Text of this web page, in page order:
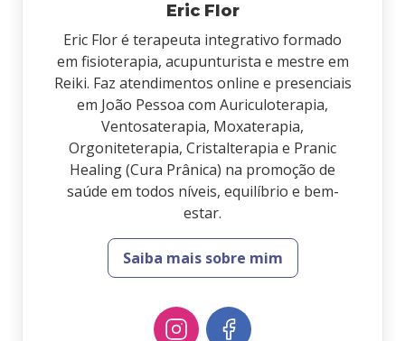
Eric Flor
Eric Flor é terapeuta integrativo formado
em fisioterapia, acupunturista e mestre em
Reiki. Faz atendimentos online e presenciais
em João Pessoa com Auriculoterapia,
Ventosaterapia, Moxaterapia,
Orgoniteterapia, Cristalterapia e Pranic
Healing (Cura Prânica) na promoção de
saúde em todos níveis, equilíbrio e bem-
estar.
Saiba mais sobre mim